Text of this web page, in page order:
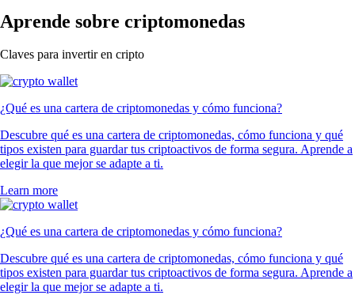
Aprende sobre criptomonedas
Claves para invertir en cripto
¿Qué es una cartera de criptomonedas y cómo funciona?
Descubre qué es una cartera de criptomonedas, cómo funciona y qué
tipos existen para guardar tus criptoactivos de forma segura. Aprende a
elegir la que mejor se adapte a ti.
Learn more
¿Qué es una cartera de criptomonedas y cómo funciona?
Descubre qué es una cartera de criptomonedas, cómo funciona y qué
tipos existen para guardar tus criptoactivos de forma segura. Aprende a
elegir la que mejor se adapte a ti.